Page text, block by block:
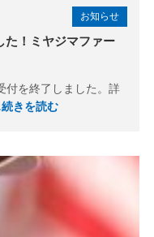
お知らせ
た！ミヤジマファー
付を終了しました。詳
きを読む